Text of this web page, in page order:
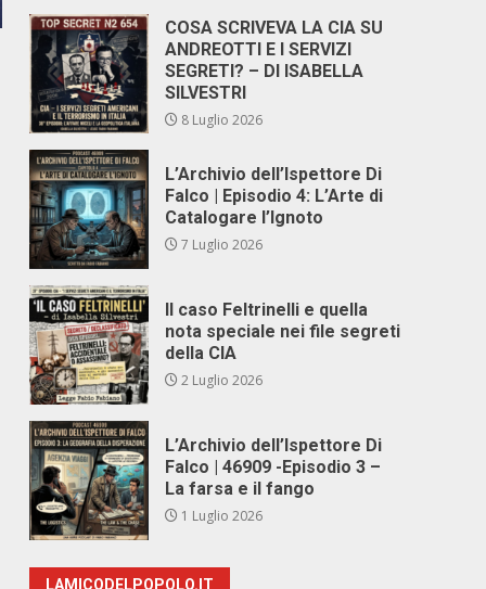
COSA SCRIVEVA LA CIA SU
ANDREOTTI E I SERVIZI
SEGRETI? – DI ISABELLA
SILVESTRI
8 Luglio 2026
L’Archivio dell’Ispettore Di
Falco | Episodio 4: L’Arte di
Catalogare l’Ignoto
7 Luglio 2026
Il caso Feltrinelli e quella
nota speciale nei file segreti
della CIA
2 Luglio 2026
L’Archivio dell’Ispettore Di
Falco | 46909 -Episodio 3 –
La farsa e il fango
1 Luglio 2026
LAMICODELPOPOLO.IT